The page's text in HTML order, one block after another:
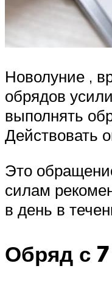
Новолуние ,
обрядов
выполнять
Действовать
Это
силам
в день в
Обряд с